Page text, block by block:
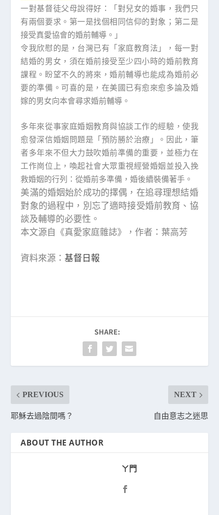
一對基督徒父母說得好：「對兒女的婚事，我們只
有兩個要求。第一是找個相同信仰的對象；第二是
接受真愛協會的婚前輔導。」
令我欣慰的是，台灣已有「家庭教育法」，每一對
結婚的男女，須在婚前接受至少四小時的婚前教育
課程。盼望不久的將來，婚前輔導也能成為婚前必
要的準備。可喜的是，在美國已有愈來愈多論及婚
嫁的男女向本會尋求婚前輔導。
多年來從事家庭婚姻教育與協談工作的經驗，使我
愈發深信婚姻問題是「預防勝於治療」。因此，筆
者多年來不但大力鼓吹婚前準備的重要，並極力在
工作崗位上，喚起社會大眾重視經營婚姻並投入挽
救婚姻的行列：從婚前多準備，婚後續裝備著手。
美滿的婚姻始於成功的擇偶，在追尋理想結婚
對象的過程中，別忘了適時接受婚前教育、協
談及輔導的必要性。
本文源自《真愛家庭雜誌》，作者：葉高芳
資料來源：基督日報
SHARE:
PREVIOUS
耶穌去過陰間嗎？
NEXT
自由意志之迷思
ABOUT THE AUTHOR
ㄚ門